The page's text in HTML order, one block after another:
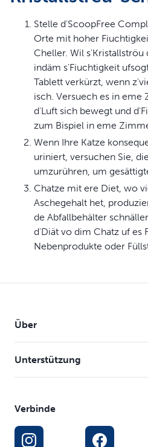
Stelle d'ScoopFree
Orte mit hoher
Cheller. Wil
indäm s'Fiuchtigkeit
Tablett verkürzt, wenn
isch. Versuech es in
d'Luft sich bewegt und
zum Bispiel in eme
Wenn Ihre Katze
uriniert, versuchen Sie,
umzurühren, um
Chatze mit ere Diet, wo
Aschegehalt het,
de Abfallbehälter
d'Diät vo dim Chatz uf es
Nebenprodukte oder
Über
Unterstützung
Verbinde